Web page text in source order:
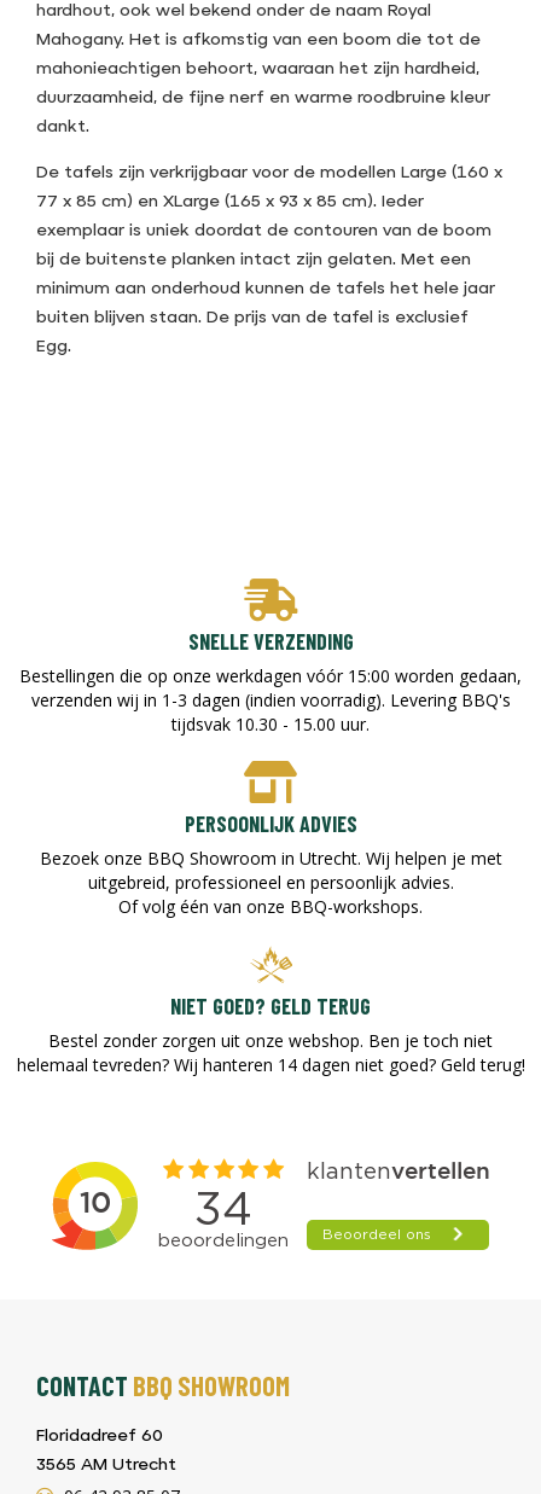
hardhout, ook wel bekend onder de naam Royal
Mahogany. Het is afkomstig van een boom die tot de
mahonieachtigen behoort, waaraan het zijn hardheid,
duurzaamheid, de fijne nerf en warme roodbruine kleur
dankt.
De tafels zijn verkrijgbaar voor de modellen Large (160 x
77 x 85 cm) en XLarge (165 x 93 x 85 cm). Ieder
exemplaar is uniek doordat de contouren van de boom
bij de buitenste planken intact zijn gelaten. Met een
minimum aan onderhoud kunnen de tafels het hele jaar
buiten blijven staan. De prijs van de tafel is exclusief
Egg.
SNELLE VERZENDING
Bestellingen die op onze werkdagen vóór 15:00 worden gedaan,
verzenden wij in 1-3 dagen (indien voorradig). Levering BBQ's
tijdsvak 10.30 - 15.00 uur.
PERSOONLIJK ADVIES
Bezoek onze BBQ Showroom in Utrecht. Wij helpen je met
uitgebreid, professioneel en persoonlijk advies.
Of volg één van onze BBQ-workshops.
NIET GOED? GELD TERUG
Bestel zonder zorgen uit onze webshop. Ben je toch niet
helemaal tevreden? Wij hanteren 14 dagen niet goed? Geld terug!​
CONTACT BBQ SHOWROOM
Floridadreef 60
3565 AM Utrecht